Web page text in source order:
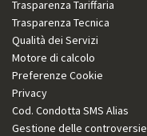
Trasparenza Tariffaria
Trasparenza Tecnica
Qualità dei Servizi
Motore di calcolo
Preferenze Cookie
Privacy
Cod. Condotta SMS Alias
Gestione delle controversie